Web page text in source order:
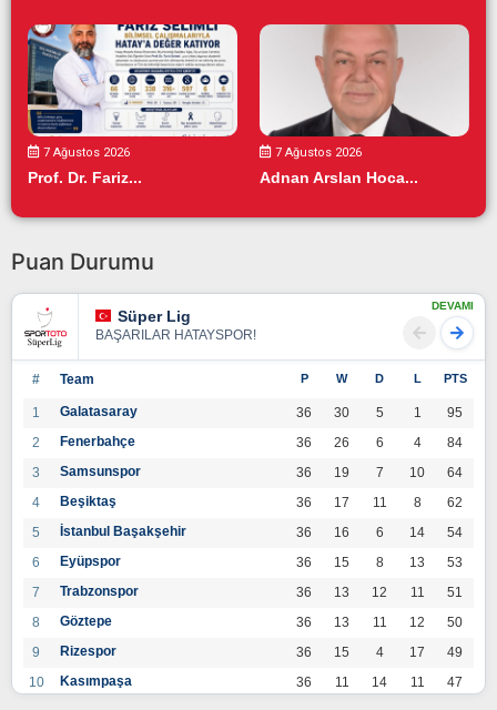
7 Ağustos 2026
Prof. Dr. Fariz...
7 Ağustos 2026
Adnan Arslan Hoca...
Puan Durumu
Süper Lig
BAŞARILAR HATAYSPOR!
DEVAMI
# Team P W D L PTS
1 Galatasaray 36 30 5 1
95
2
Fenerbahçe 36 26 6 4
84
3
Samsunspor 36 19 7 10
64
4
Beşiktaş 36 17 11 8
62
5
İstanbul Başakşehir 36 16 6 14
54
6
Eyüpspor 36 15 8 13
53
7
Trabzonspor 36 13 12 11
51
8
Göztepe 36 13 11 12
50
9
Rizespor 36 15 4 17
49
10
Kasımpaşa 36 11 14 11
47